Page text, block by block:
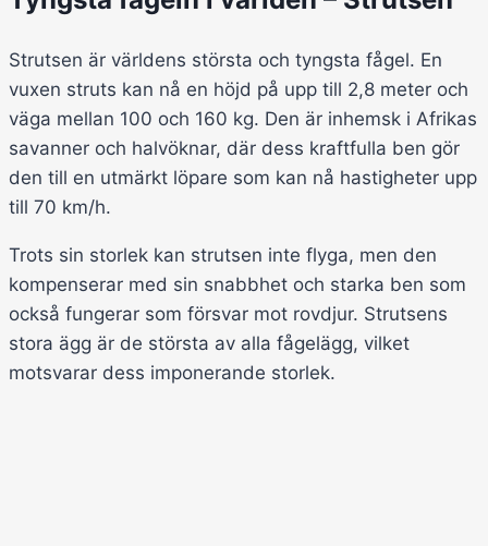
Strutsen är världens största och tyngsta fågel. En
vuxen struts kan nå en höjd på upp till 2,8 meter och
väga mellan 100 och 160 kg. Den är inhemsk i Afrikas
savanner och halvöknar, där dess kraftfulla ben gör
den till en utmärkt löpare som kan nå hastigheter upp
till 70 km/h.
Trots sin storlek kan strutsen inte flyga, men den
kompenserar med sin snabbhet och starka ben som
också fungerar som försvar mot rovdjur. Strutsens
stora ägg är de största av alla fågelägg, vilket
motsvarar dess imponerande storlek.